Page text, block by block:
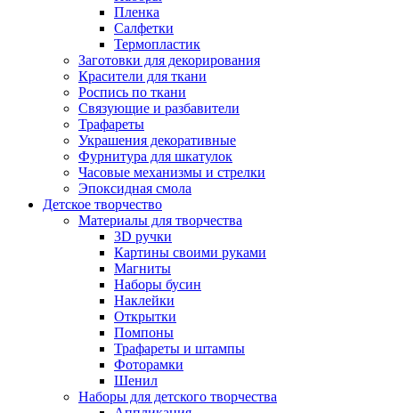
Пленка
Салфетки
Термопластик
Заготовки для декорирования
Красители для ткани
Роспись по ткани
Связующие и разбавители
Трафареты
Украшения декоративные
Фурнитура для шкатулок
Часовые механизмы и стрелки
Эпоксидная смола
Детское творчество
Материалы для творчества
3D ручки
Картины своими руками
Магниты
Наборы бусин
Наклейки
Открытки
Помпоны
Трафареты и штампы
Фоторамки
Шенил
Наборы для детского творчества